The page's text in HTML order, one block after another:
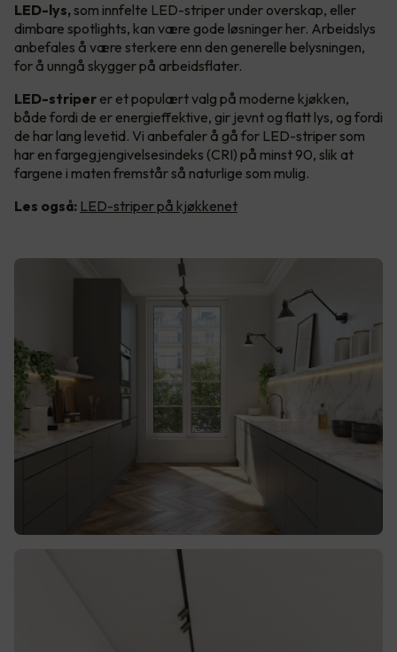
LED-lys,som innfelte LED-striper under overskap, eller
dimbare spotlights, kan være gode løsninger her. Arbeidslys
anbefales å være sterkere enn den generelle belysningen,
for å unngå skygger på arbeidsflater.
LED-striper er et populært valg på moderne kjøkken,
både fordi de er energieffektive, gir jevnt og flatt lys, og fordi
de har lang levetid. Vi anbefaler å gå for LED-striper som
har en fargegjengivelsesindeks (CRI) på minst 90, slik at
fargene i maten fremstår så naturlige som mulig.
Les også: LED-striper på kjøkkenet